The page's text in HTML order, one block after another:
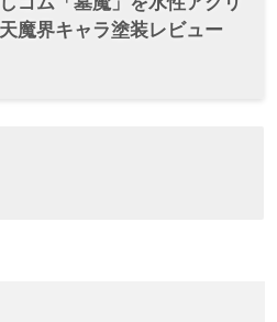
魔界キャラ塗装レビュー